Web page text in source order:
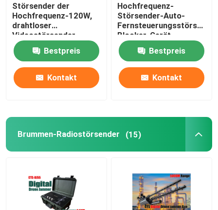
Störsender der
Hochfrequenz-120W,
drahtloser
Videostörsender
1.2GHz-1.3GHz
900MHz Bestpreis
Kontakt
Hochfrequenz-
Störsender-Auto-
Blocker-Gerät
UHF433mhz
Bestpreis
Kontakt
Brummen-Radiostörsender (15)